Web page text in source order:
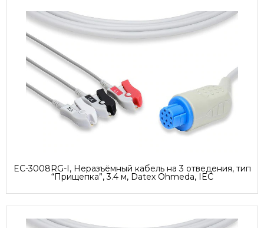
EC-3008RG-I, Неразъёмный кабель на 3 отведения, тип
“Прищепка”, 3.4 м, Datex Ohmeda, IEC